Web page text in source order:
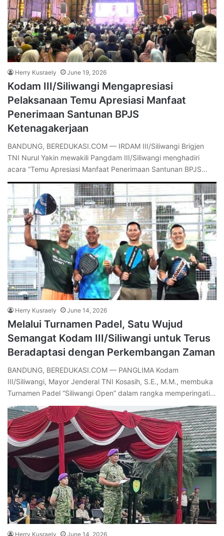
Herry Kusraely June 19, 2026
Kodam III/Siliwangi Mengapresiasi
Pelaksanaan Temu Apresiasi Manfaat
Penerimaan Santunan BPJS
Ketenagakerjaan
BANDUNG, BEREDUKASI.COM — IRDAM III/Siliwangi Brigjen
TNI Nurul Yakin mewakili Pangdam III/Siliwangi menghadiri
acara “Temu Apresiasi Manfaat Penerimaan Santunan BPJS…
Herry Kusraely June 14, 2026
Melalui Turnamen Padel, Satu Wujud
Semangat Kodam III/Siliwangi untuk Terus
Beradaptasi dengan Perkembangan Zaman
BANDUNG, BEREDUKASI.COM — PANGLIMA Kodam
III/Siliwangi, Mayor Jenderal TNI Kosasih, S.E., M.M., membuka
Turnamen Padel “Siliwangi Open” dalam rangka memperingati…
Herry Kusraely June 14, 2026